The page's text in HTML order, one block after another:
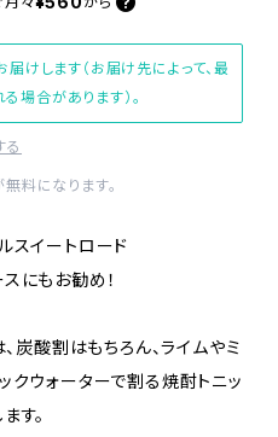
けします（お届け先によって、最
場合があります）。
る
料になります。
スイートロード
にもお勧め！
酸割はもちろん、ライムやミ
クウォーターで割る焼酎トニッ
す。